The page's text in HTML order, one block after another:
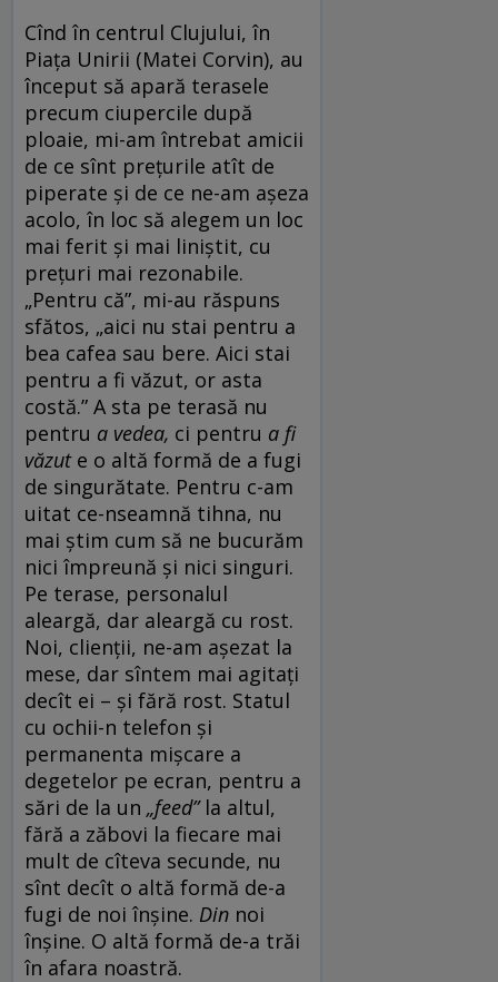
Cînd în centrul Clujului, în
Piața Unirii (Matei Corvin), au
început să apară terasele
precum ciupercile după
ploaie, mi-am întrebat amicii
de ce sînt prețurile atît de
piperate și de ce ne-am așeza
acolo, în loc să alegem un loc
mai ferit și mai liniștit, cu
prețuri mai rezonabile.
„Pentru că”, mi-au răspuns
sfătos, „aici nu stai pentru a
bea cafea sau bere. Aici stai
pentru a fi văzut, or asta
costă.” A sta pe terasă nu
pentru a vedea, ci pentru a fi
văzute o altă formă de a fugi
de singurătate. Pentru c-am
uitat ce-nseamnă tihna, nu
mai știm cum să ne bucurăm
nici împreună și nici singuri.
Pe terase, personalul
aleargă, dar aleargă cu rost.
Noi, clienții, ne-am așezat la
mese, dar sîntem mai agitați
decît ei – și fără rost. Statul
cu ochii-n telefon și
permanenta mișcare a
degetelor pe ecran, pentru a
sări de la un „feed”la altul,
fără a zăbovi la fiecare mai
mult de cîteva secunde, nu
sînt decît o altă formă de-a
fugi de noi înșine. Din noi
înșine. O altă formă de-a trăi
în afara noastră.